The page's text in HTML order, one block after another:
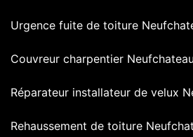
Urgence fuite de toiture
Couvreur charpentier Neufchateau
Réparateur installateur de velux
Rehaussement de toiture